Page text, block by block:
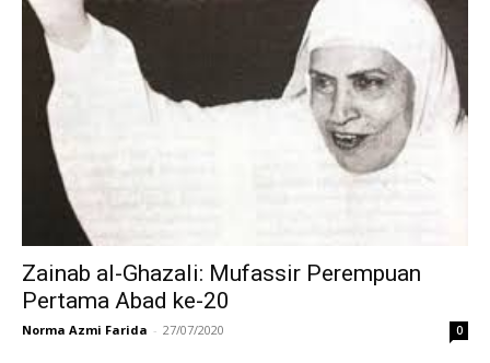
Zainab al-Ghazali: Mufassir Perempuan
Pertama Abad ke-20
Norma Azmi Farida - 27/07/2020 0